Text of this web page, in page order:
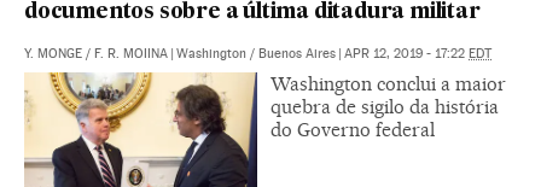
documentos sobre a última ditadura militar
Y. MONGE / F. R. MOIINA | Washington / Buenos Aires | APR 12, 2019 - 17:22 EDT
Washington conclui a maior
quebra de sigilo da história
do Governo federal